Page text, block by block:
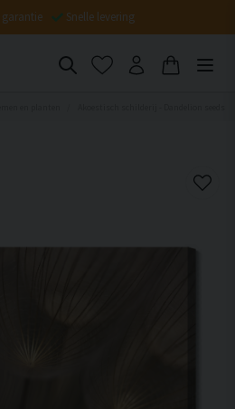
Snelle levering